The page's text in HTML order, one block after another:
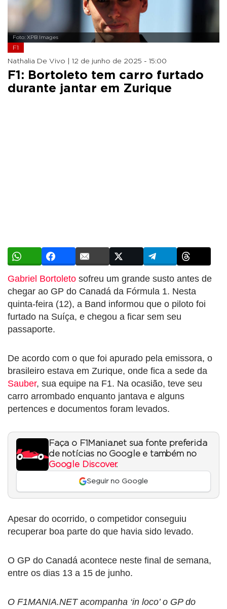
Foto: XPB Images
F1
Nathalia De Vivo | 12 de junho de 2025 - 15:00
F1: Bortoleto tem carro furtado
durante jantar em Zurique
Gabriel Bortoleto sofreu um grande susto antes de
chegar ao GP do Canadá da Fórmula 1. Nesta
quinta-feira (12), a Band informou que o piloto foi
furtado na Suíça, e chegou a ficar sem seu
passaporte.
De acordo com o que foi apurado pela emissora, o
brasileiro estava em Zurique, onde fica a sede da
Sauber, sua equipe na F1. Na ocasião, teve seu
carro arrombado enquanto jantava e alguns
pertences e documentos foram levados.
Faça o F1Mania.net sua fonte preferida
de notícias no Google e também no
Google Discover.
Seguir no Google
Apesar do ocorrido, o competidor conseguiu
recuperar boa parte do que havia sido levado.
O GP do Canadá acontece neste final de semana,
entre os dias 13 a 15 de junho.
O F1MANIA.NET acompanha ‘in loco’ o GP do